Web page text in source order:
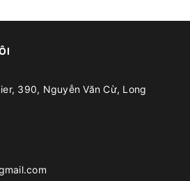
390, Nguyễn Văn Cừ, Long